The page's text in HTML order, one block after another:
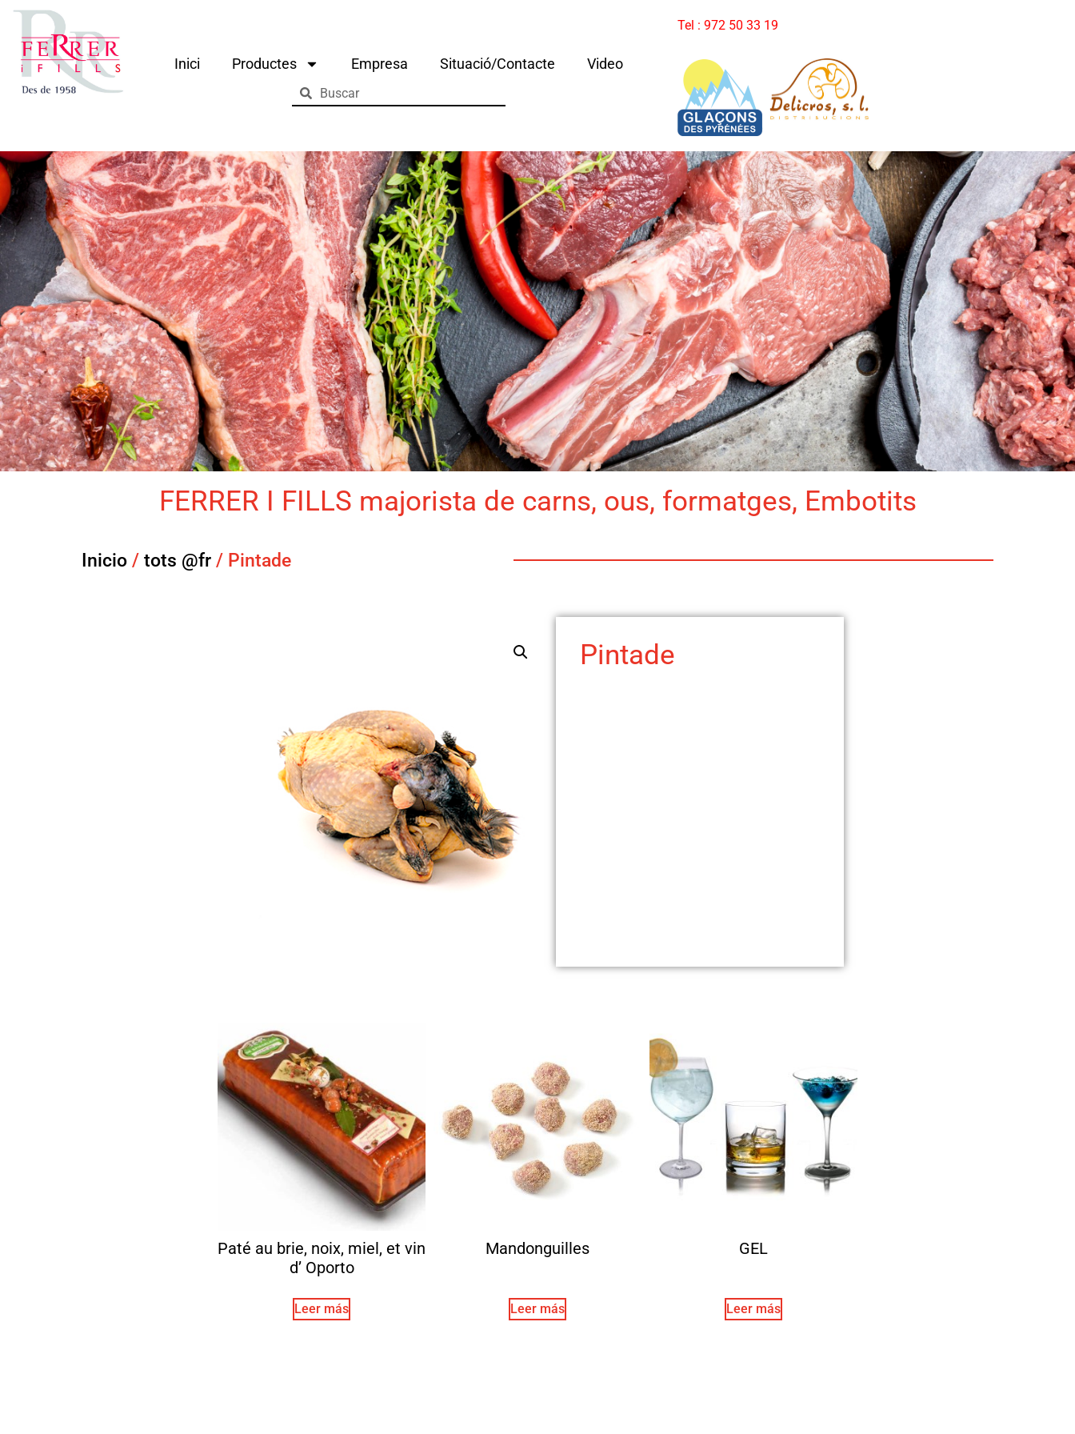
Inici Productes Empresa Situació/Contacte Video
Tel : 972 50 33 19
FERRER I FILLS majorista de carns, ous, formatges, Embotits
Inicio / tots @fr / Pintade
Pintade
Paté au brie, noix, miel, et vin
d’ Oporto
Leer más
Mandonguilles
Leer más
GEL
Leer más